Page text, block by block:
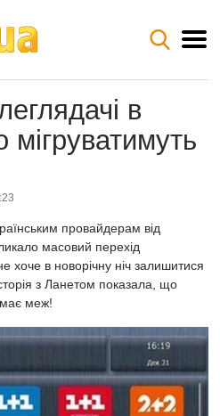
в
мігруватимуть
провайдерам від
масовий перехід
хоче в новорічну ніч залишитися
з Ланетом показала, що
має меж!